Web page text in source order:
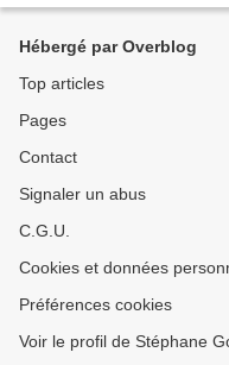
Hébergé par Overblog
Top articles
Pages
Contact
Signaler un abus
C.G.U.
Cookies et données
Préférences cookies
Voir le profil de Stéphane